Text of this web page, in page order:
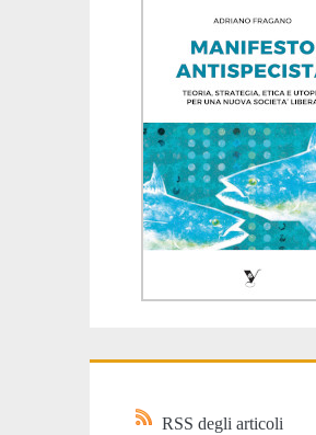
RSS degli articoli